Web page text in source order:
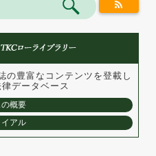
の豊富なコンテンツを登載し
データベース
概要
アル